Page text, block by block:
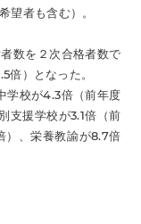
望者も含む）。
数を２次合格者数で
倍）となった。
学校が4.3倍（前年度
支援学校が3.1倍（前
）、栄養教諭が8.7倍